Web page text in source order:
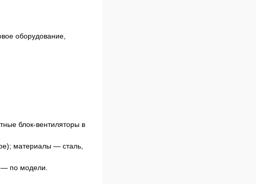
оборудование,
блок-вентиляторы в
материалы — сталь,
— по модели.